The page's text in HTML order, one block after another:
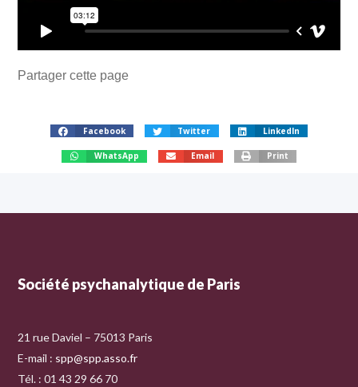
Partager cette page
Facebook Twitter LinkedIn
WhatsApp Email Print
Société psychanalytique de Paris
21 rue Daviel – 75013 Paris
E-mail : spp@spp.asso.fr
Tél. : 01 43 29 66 70